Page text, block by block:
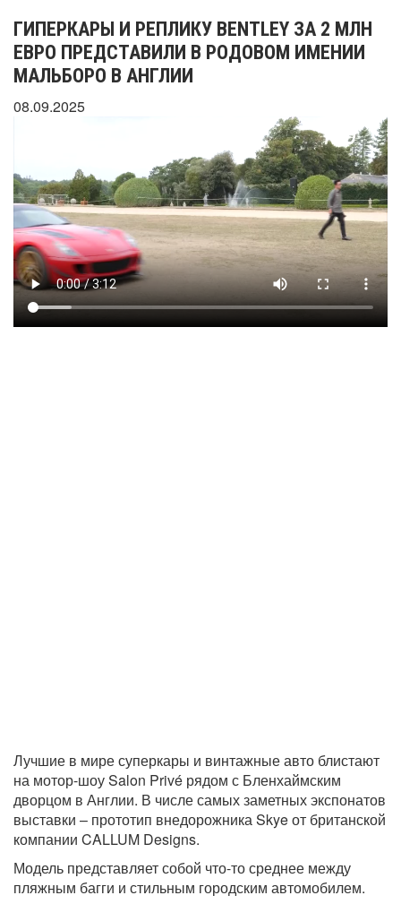
ГИПЕРКАРЫ И РЕПЛИКУ BENTLEY ЗА 2 МЛН
ЕВРО ПРЕДСТАВИЛИ В РОДОВОМ ИМЕНИИ
МАЛЬБОРО В АНГЛИИ
08.09.2025
Лучшие в мире суперкары и винтажные авто блистают
на мотор-шоу Salon Privé рядом с Бленхаймским
дворцом в Англии. В числе самых заметных экспонатов
выставки – прототип внедорожника Skye от британской
компании CALLUM Designs.
Модель представляет собой что-то среднее между
пляжным багги и стильным городским автомобилем.